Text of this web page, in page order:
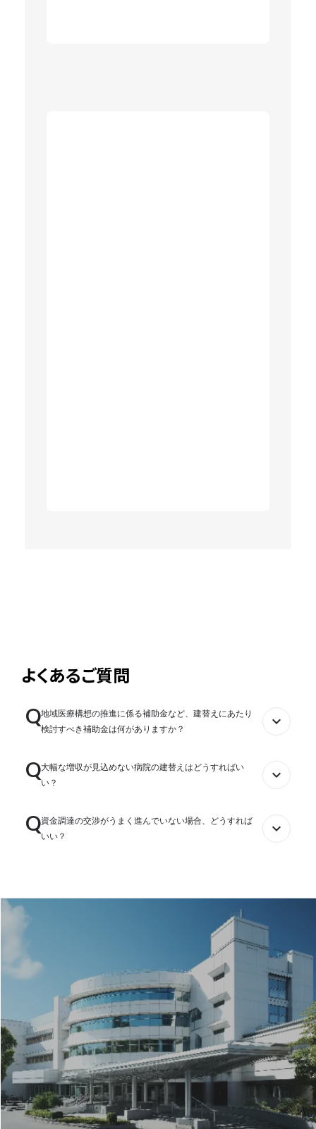
よくあるご質問
Q地域医療構想の推進に係る補助金など、建替えにあたり
検討すべき補助金は何がありますか？
expand_more
地域医療構想の推進に見合う事業となる場合、近年では地域医療介護
総合確保基金の活用事例が多くみられます。当該補助金は、主に複数
る補助金とも併用できるケースがあります。
おすすめいたします。 その他、国土交通省管轄の立地適正化計画に基
づく補助金が活用できるケースも稀にあります。補助金は毎年度変更
されるものもありますので、活用を検討されている場合は、プランを
考えた上で、活用前年度から都道府県等に相談に行っておくことをお
すすめします。
Q大幅な増収が見込めない病院の建替えはどうすればい
い？
expand_more
弊社の支援においては、病院の経営状況を把握するための基礎調査の
中で、病棟再編や診療報酬上の増収施策、コスト削減の余地の分析を
ただ、近年の建築費は高騰傾向が続いており、建築会社への発注スキ
ームを工夫したり、（一時的に）建物の改修で建築費の動向の様子を
見たりするケースもあります。大幅に事業構造を変えるためには、地
域の情勢を見ながら複数病院を統合再編しての建替え検討をするケー
スも増えてきています。
Q資金調達の交渉がうまく進んでいない場合、どうすれば
いい？
expand_more
手は、経営状態、調達金額、経営計画などを総合的に判断しますの
で、現在の自院の状況がどうなっているかも十分に理解したうえで、
交渉を進める必要があります。うまく進んでいないケースは、金融機
関等の資金の出し手との認識の相違が大きい可能性がありますので、
しっかりと話し合いをして、条件面などを確認して対応していく必要
があります。こういった交渉に慣れていない場合は、顧問の税理士、
コンサルタント等の外部の専門家も交えて交渉する形もおすすめしま
す。